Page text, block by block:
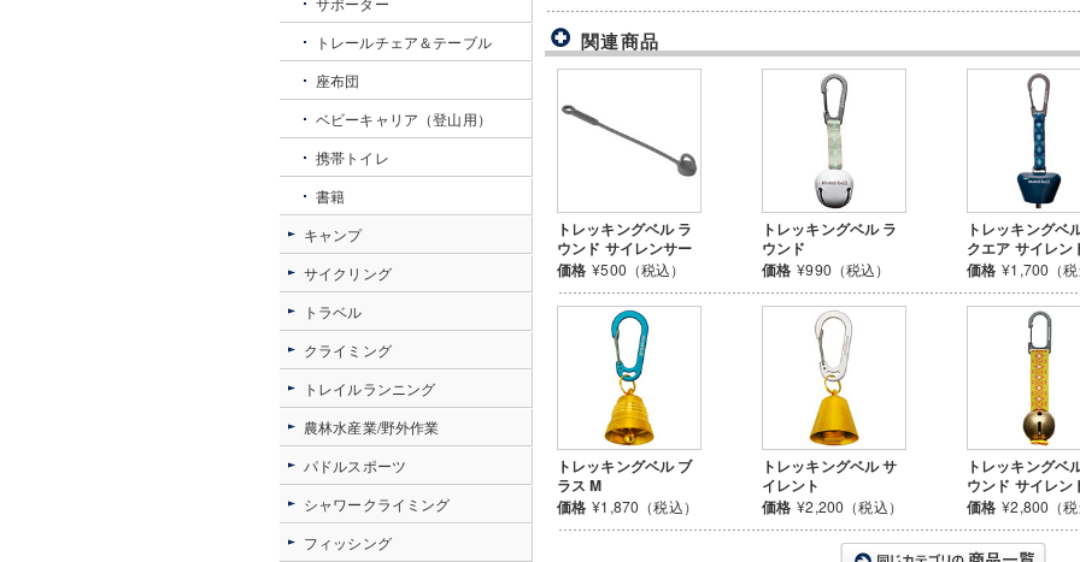
関連商品
トレッキングベル ラ
ウンド サイレンサー
価格 ¥500（税込）
トレッキングベル ラ
ウンド
価格 ¥990（税込）
トレッキングベ
クエア サイレン
価格 ¥1,700（税
トレッキングベル ブ
ラス M
価格 ¥1,870（税込）
トレッキングベル サ
イレント
価格 ¥2,200（税込）
トレッキングベ
ウンド サイレン
価格 ¥2,800（税
トレールチェア＆テーブル
座布団
ベビーキャリア（登山用）
携帯トイレ
書籍
キャンプ
サイクリング
トラベル
クライミング
トレイルランニング
農林水産業/野外作業
パドルスポーツ
シャワークライミング
フィッシング